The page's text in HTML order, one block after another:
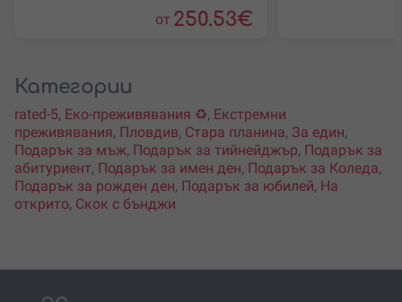
от 250.53€
Категории
rated-5, Еко-преживявания ♻️, Екстремни
преживявания, Пловдив, Стара планина, За един,
Подарък за мъж, Подарък за тийнейджър, Подарък за
абитуриент, Подарък за имен ден, Подарък за Коледа,
Подарък за рожден ден, Подарък за юбилей, На
открито, Скок с бънджи